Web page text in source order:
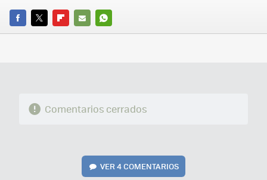
FACEBOOK
TWITTERFLIPBOARD
E-
WHATSAPP
Comentarios cerrados
VER4 COMENTARIOS